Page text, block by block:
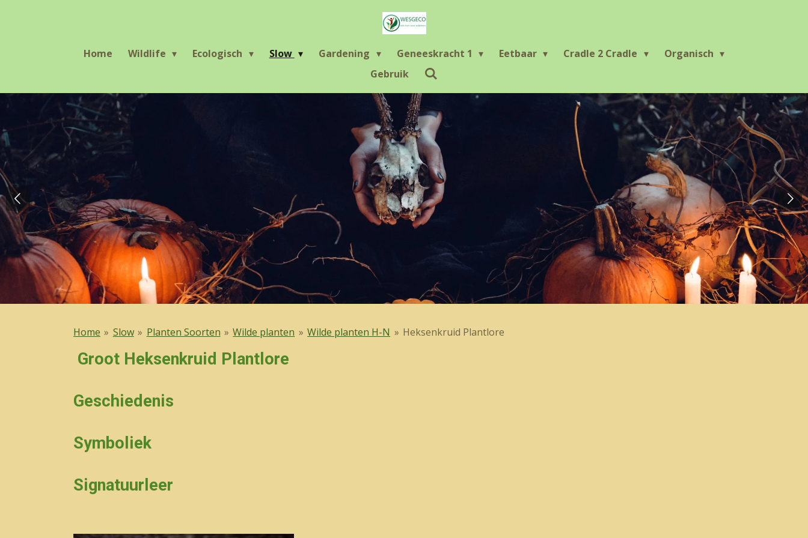
Home Wildlife Ecologisch Slow Gardening Geneeskracht 1 Eetbaar Cradle 2 Cradle
Organisch
Gebruik
Home » Slow » Planten Soorten » Wilde planten » Wilde planten H-N » Heksenkruid Plantlore
Groot Heksenkruid Plantlore
Geschiedenis
Symboliek
Signatuurleer